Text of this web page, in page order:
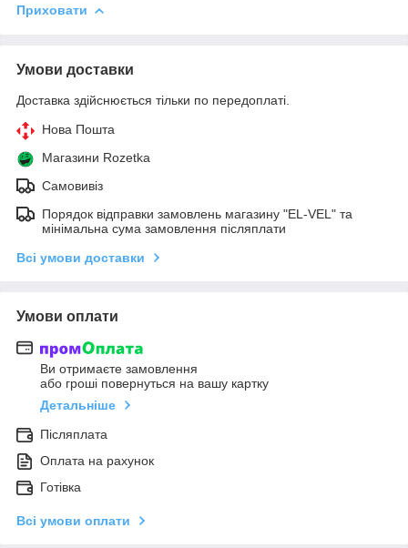
Приховати
Умови доставки
Доставка здійснюється тільки по передоплаті.
Нова Пошта
Магазини Rozetka
Самовивіз
Порядок відправки замовлень магазину "EL-VEL" та
мінімальна сума замовлення післяплати
Всі умови доставки
Умови оплати
Ви отримаєте замовлення
або гроші повернуться на вашу картку
Детальніше
Післяплата
Оплата на рахунок
Готівка
Всі умови оплати